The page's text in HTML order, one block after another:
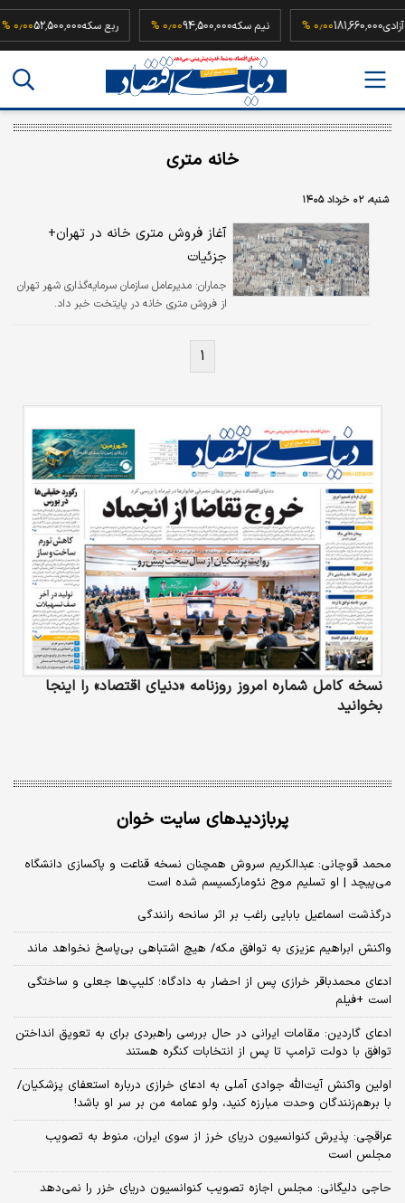
آزادی181,660,000۰٫۰۰ % نیم سکه94,500,000۰٫۰۰ % ربع سکه52,500,000
خانه متری
شنبه، ۰۲ خرداد ۱۴۰۵
آغاز فروش متری خانه در تهران+
جزئیات
جماران: مدیرعامل سازمان سرمایه‌گذاری شهر تهران
از فروش متری خانه در پایتخت خبر داد.
۱
نسخه کامل شماره امروز روزنامه «دنیای‌ اقتصاد» را اینجا
بخوانید
پربازدیدهای سایت خوان
محمد قوچانی: عبدالکریم سروش همچنان نسخه قناعت و پاکسازی دانشگاه
می‌پیچد | او تسلیم موج نئومارکسیسم شده است
درگذشت اسماعیل بابایی راغب بر اثر سانحه رانندگی
واکنش ابراهیم عزیزی به توافق مکه/ هیچ اشتباهی بی‌پاسخ نخواهد ماند
ادعای محمدباقر خرازی پس از احضار به دادگاه؛ کلیپ‌ها جعلی و ساختگی
است +فیلم
ادعای گاردین: مقامات ایرانی در حال بررسی راهبردی برای به تعویق انداختن
توافق با دولت ترامپ تا پس از انتخابات کنگره هستند
اولین واکنش آیت‌الله جوادی آملی به ادعای خرازی درباره استعفای پزشکیان/
با برهم‌زنندگان وحدت مبارزه کنید، ولو عمامه من بر سر او باشد!
عراقچی: پذیرش کنوانسیون دریای خرز از سوی ایران، منوط به تصویب
مجلس است
حاجی دلیگانی: مجلس اجازه تصویب کنوانسیون دریای خزر را نمی‌دهد